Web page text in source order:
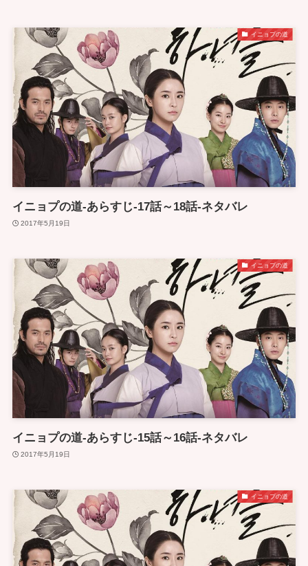
イニョプの道
イニョプの道-あらすじ-17話～18話-ネタバレ
2017年5月19日
イニョプの道
イニョプの道-あらすじ-15話～16話-ネタバレ
2017年5月19日
イニョプの道